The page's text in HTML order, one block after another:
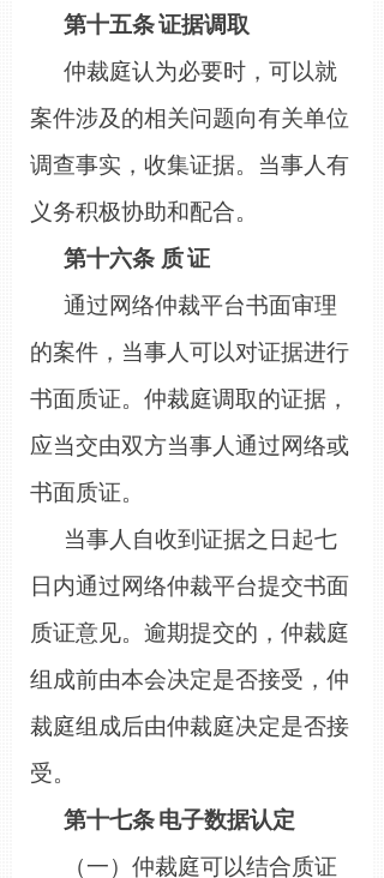
第十五条证据调取
仲裁庭认为必要时，可以就
案件涉及的相关问题向有关单位
调查事实，收集证据。当事人有
义务积极协助和配合。
第十六条 质证
通过网络仲裁平台书面审理
的案件，当事人可以对证据进行
书面质证。仲裁庭调取的证据，
应当交由双方当事人通过网络或
书面质证。
当事人自收到证据之日起七
日 内通过网络仲裁平台提交书面
质证意见。逾期提交的，仲裁庭
组成前由本会决定是否接受，仲
裁庭组成后由仲裁庭决定是否接
受。
第十七条电子数据认定
（一）仲裁庭可以结合质证